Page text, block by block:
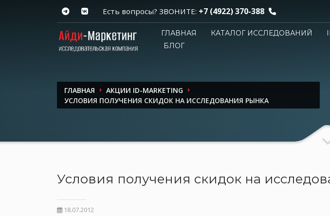
Есть вопросы? ЗВОНИТЕ: +7 (4922) 370-388
ГЛАВНАЯ КАТАЛОГ ИССЛЕДОВАНИЙ
БЛОГ
ГЛАВНАЯ
АКЦИИ ID-MARKETING
УСЛОВИЯ ПОЛУЧЕНИЯ СКИДОК НА ИССЛЕДОВАНИЯ РЫНКА
Условия получения скидок на
18.07.2012